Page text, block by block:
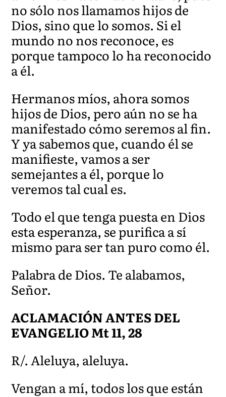
no sólo nos llamamos hijos de
Dios, sino que lo somos. Si el
mundo no nos reconoce, es
porque tampoco lo ha reconocido
a él.
Hermanos míos, ahora somos
hijos de Dios, pero aún no se ha
manifestado cómo seremos al fin.
Y ya sabemos que, cuando él se
manifieste, vamos a ser
semejantes a él, porque lo
veremos tal cual es.
Todo el que tenga puesta en Dios
esta esperanza, se purifica a sí
mismo para ser tan puro como él.
Palabra de Dios. Te alabamos,
Señor.
ACLAMACIÓN ANTES DEL
EVANGELIO Mt 11, 28
R/. Aleluya, aleluya.
Vengan a mí, todos los que están